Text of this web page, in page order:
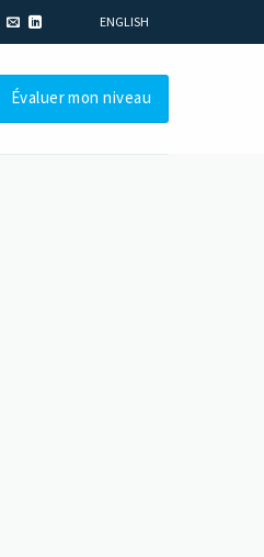
ENGLISH
Évaluer mon niveau